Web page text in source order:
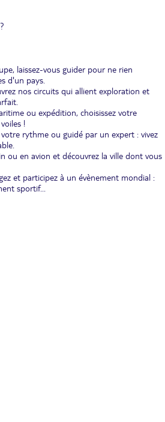
laissez-vous guider pour ne rien
d'un pays.
nos circuits qui allient exploration et
ou expédition, choisissez votre
!
rythme ou guidé par un expert : vivez
ou en avion et découvrez la ville dont vous
et participez à un évènement mondial :
sportif...